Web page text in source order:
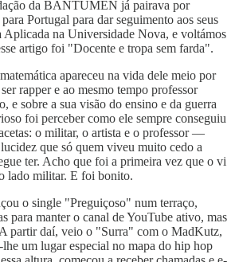
da BANTUMEN já pairava por
Portugal para dar seguimento aos seus
Aplicada na Universidade Nova, e voltámos
artigo foi "Docente e tropa sem farda".
apareceu na vida dele meio por
rapper e ao mesmo tempo professor
e sobre a sua visão do ensino e da guerra
foi perceber como ele sempre conseguiu
o militar, o artista e o professor —
que só quem viveu muito cedo a
ter. Acho que foi a primeira vez que o vi
lado militar. E foi bonito.
o single "Preguiçoso" num terraço,
para manter o canal de YouTube ativo, mas
partir daí, veio o "Surra" com o MadKutz,
lhe um lugar especial no mapa do hip hop